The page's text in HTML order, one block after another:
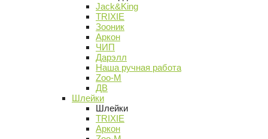
Jack&King
TRIXIE
Зооник
Аркон
ЧИП
Дарэлл
Наша ручная работа
Zoo-M
ДВ
Шлейки
Шлейки
TRIXIE
Аркон